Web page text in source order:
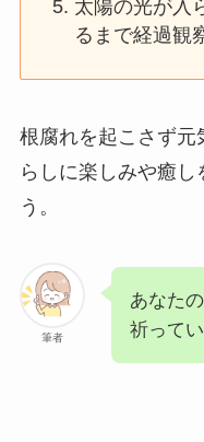
太陽の光が入
るまで経過観
根腐れを起こさず元
らしに楽しみや癒し
う。
筆者
あなた
祈ってい